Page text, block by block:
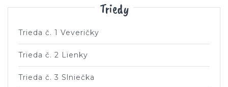
Triedy
Trieda č. 1 Veveričky
Trieda č. 2 Lienky
Trieda č. 3 Slniečka